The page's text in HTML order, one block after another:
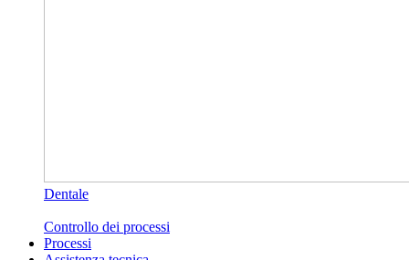
Dentale
Controllo dei processi
Processi